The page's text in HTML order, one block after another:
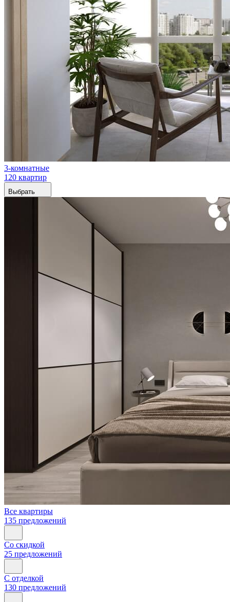
3-комнатные
120 квартир
Выбрать
Все квартиры
135 предложений
Со скидкой
25 предложений
С отделкой
130 предложений